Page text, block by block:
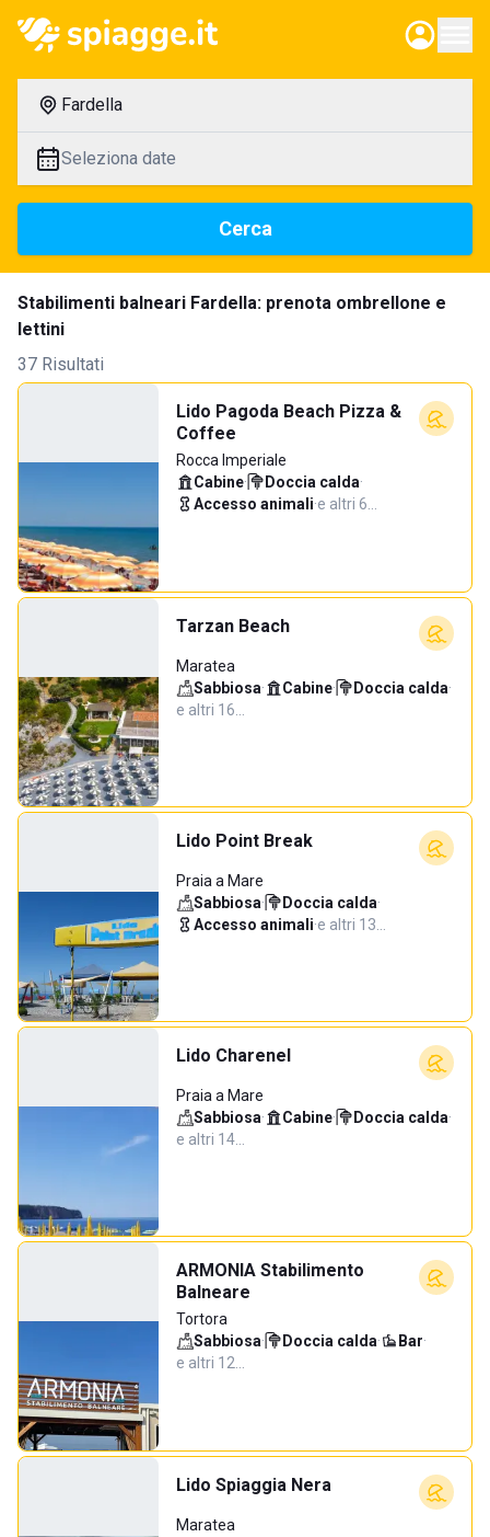
Fardella
Seleziona date
Cerca
Stabilimenti balneari Fardella: prenota ombrellone e
lettini
37 Risultati
Lido Pagoda Beach Pizza &
Coffee
Rocca Imperiale
Cabine· Doccia calda·
Accesso animali·e altri 6…
Tarzan Beach
Maratea
Sabbiosa· Cabine· Doccia calda·
e altri 16…
Lido Point Break
Praia a Mare
Sabbiosa· Doccia calda·
Accesso animali·e altri 13…
Lido Charenel
Praia a Mare
Sabbiosa· Cabine· Doccia calda·
e altri 14…
ARMONIA Stabilimento
Balneare
Tortora
Sabbiosa· Doccia calda· Bar·
e altri 12…
Lido Spiaggia Nera
Maratea